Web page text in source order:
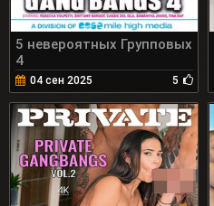
5 невероятных Групповых
4
04 сен 2025 5